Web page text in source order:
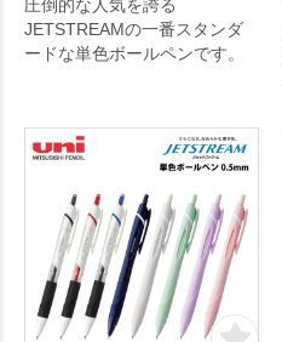
圧倒的な人気を誇る
JETSTREAMの一番スタンダ
ードな単色ボールペンです。